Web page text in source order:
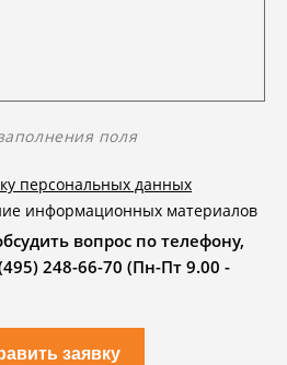
поля
персональных данных
информационных материалов
вопрос по телефону,
248-66-70 (Пн-Пт 9.00 -
заявку